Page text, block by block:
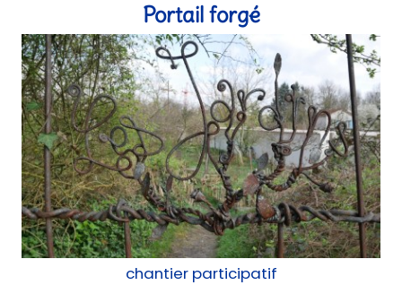
Portail forgé
chantier participatif